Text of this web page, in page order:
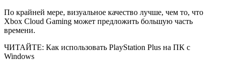
По крайней мере, визуальное качество лучше, чем то, что
Xbox Cloud Gaming может предложить большую часть
времени.
ЧИТАЙТЕ: Как использовать PlayStation Plus на ПК с
Windows